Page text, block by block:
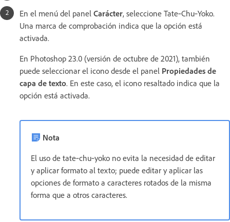
En el menú del panel Carácter, seleccione Tate‑Chu‑Yoko.
Una marca de comprobación indica que la opción está
activada.
En Photoshop 23.0 (versión de octubre de 2021), también
puede seleccionar el icono desde el panel Propiedades de
capa de texto. En este caso, el icono resaltado indica que la
opción está activada.
Nota
El uso de tate‑chu‑yoko no evita la necesidad de editar
y aplicar formato al texto; puede editar y aplicar las
opciones de formato a caracteres rotados de la misma
forma que a otros caracteres.